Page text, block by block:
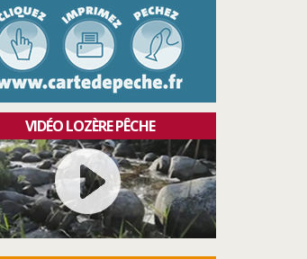
VIDÉO LOZÈRE PÊCHE